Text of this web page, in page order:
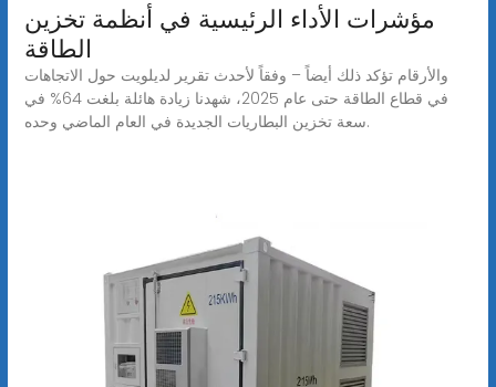
مؤشرات الأداء الرئيسية في أنظمة تخزين
الطاقة
والأرقام تؤكد ذلك أيضاً – وفقاً لأحدث تقرير لديلويت حول الاتجاهات
في قطاع الطاقة حتى عام 2025، شهدنا زيادة هائلة بلغت 64% في
سعة تخزين البطاريات الجديدة في العام الماضي وحده.